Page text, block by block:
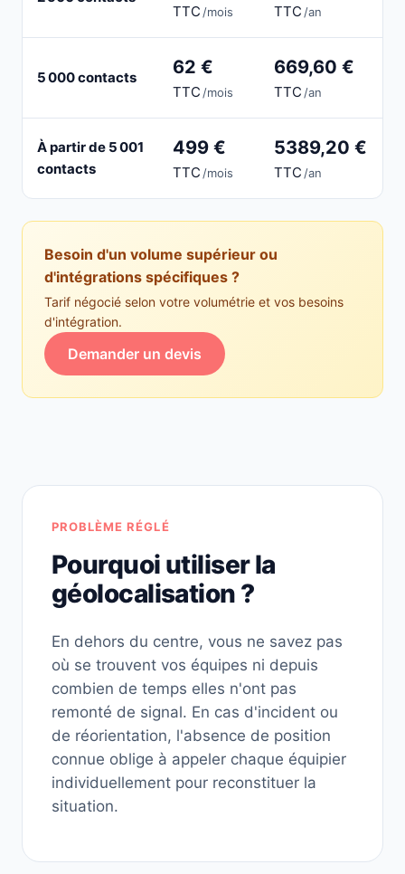
TTC/mois TTC/an
5 000 contacts 62 €
TTC/mois
669,60 €
TTC/an
À partir de 5 001
contacts
499 €
TTC/mois
5389,20 €
TTC/an
Besoin d'un volume supérieur ou
d'intégrations spécifiques ?
Tarif négocié selon votre volumétrie et vos besoins
d'intégration.
Demander un devis
PROBLÈME RÉGLÉ
Pourquoi utiliser la
géolocalisation ?
En dehors du centre, vous ne savez pas
où se trouvent vos équipes ni depuis
combien de temps elles n'ont pas
remonté de signal. En cas d'incident ou
de réorientation, l'absence de position
connue oblige à appeler chaque équipier
individuellement pour reconstituer la
situation.